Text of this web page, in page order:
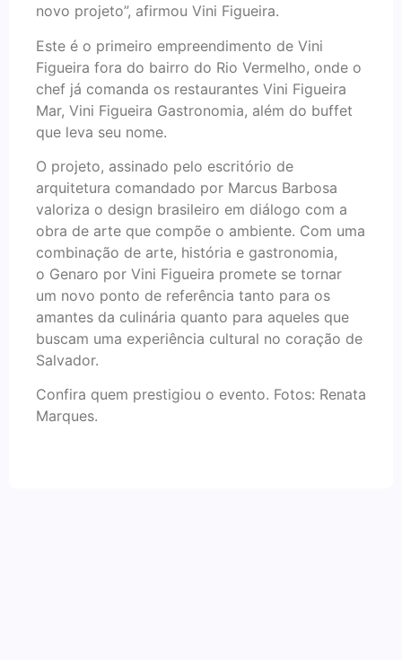
novo projeto”, afirmou Vini Figueira.
Este é o primeiro empreendimento de Vini
Figueira fora do bairro do Rio Vermelho, onde o
chef já comanda os restaurantes Vini Figueira
Mar, Vini Figueira Gastronomia, além do buffet
que leva seu nome.
O projeto, assinado pelo escritório de
arquitetura comandado por Marcus Barbosa
valoriza o design brasileiro em diálogo com a
obra de arte que compõe o ambiente. Com uma
combinação de arte, história e gastronomia,
o Genaro por Vini Figueira promete se tornar
um novo ponto de referência tanto para os
amantes da culinária quanto para aqueles que
buscam uma experiência cultural no coração de
Salvador.
Confira quem prestigiou o evento. Fotos: Renata
Marques.